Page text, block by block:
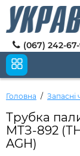
(067) 242-
Головна Запасні
Трубка
МТЗ-892
AGH)